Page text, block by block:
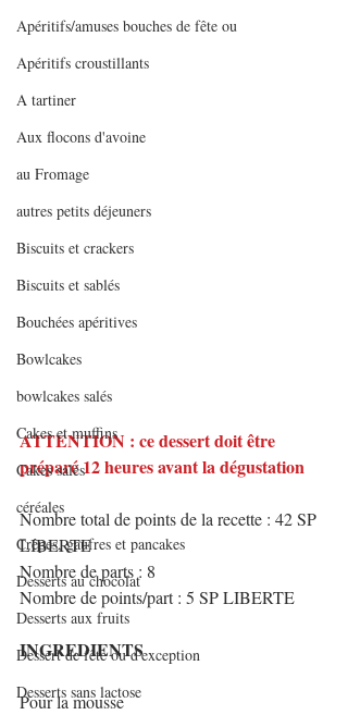
Apéritifs/amuses bouches de fête ou
Apéritifs croustillants
A tartiner
Aux flocons d'avoine
au Fromage
autres petits déjeuners
Biscuits et crackers
Biscuits et sablés
Bouchées apéritives
Bowlcakes
bowlcakes salés
Cakes et muffins
Cakes salés
céréales
Crêpes, gaufres et pancakes
Desserts au chocolat
Desserts aux fruits
Dessert de fête ou d'exception
Desserts sans lactose
ATTENTION : ce dessert doit être
préparé 12 heures avant la dégustation
Nombre total de points de la recette : 42 SP
LIBERTE
Nombre de parts : 8
Nombre de points/part : 5 SP LIBERTE
INGREDIENTS
Pour la mousse